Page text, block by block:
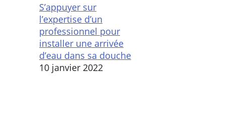
S’appuyer sur
l’expertise d’un
professionnel pour
installer une arrivée
d’eau dans sa douche
10 janvier 2022